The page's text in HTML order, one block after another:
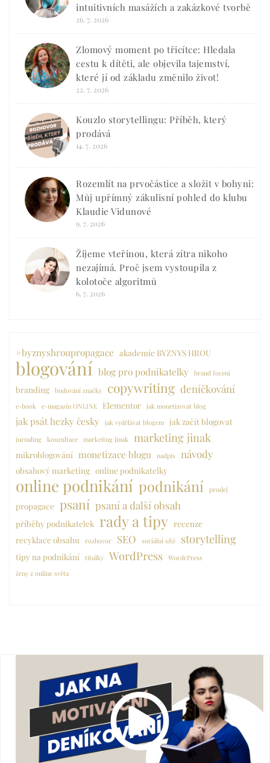
intuitivních masážích a zakázkové tvorbě
26. 7. 2026
Zlomový moment po třicítce: Hledala
cestu k dítěti, ale objevila tajemství,
které jí od základu změnilo život!
22. 7. 2026
Kouzlo storytellingu: Příběh, který
prodává
14. 7. 2026
Rozemlít na prvočástice a složit v bohyni:
Můj upřímný zákulisní pohled do klubu
Klaudie Vidunové
9. 7. 2026
Žijeme vteřinou, která zítra nikoho
nezajímá. Proč jsem vystoupila z
kolotoče algoritmů
6. 7. 2026
#byznyshroupropagace akademie BYZNYS HROU
blogování blog pro podnikatelky brand focení
branding budování značky copywriting deníčkování
e-book e-magazín ONLINE Elementor jak monetizovat blog
jak psát hezky česky jak vydělávat blogem jak začít blogovat
jurnaling kouzultace markeitng jinak marketing jinak
mikroblogování monetizace blogu nadpis návody
obsahový marketing online podnikatelky
online podnikání podnikání prodej
propagace psaní psaní a další obsah
příběhy podnikatelek rady a tipy recenze
recyklace obsahu
rozhovor SEO sociální sítě storytelling
tipy na podnikání titulky WordPress WordrPress
ženy z online světa